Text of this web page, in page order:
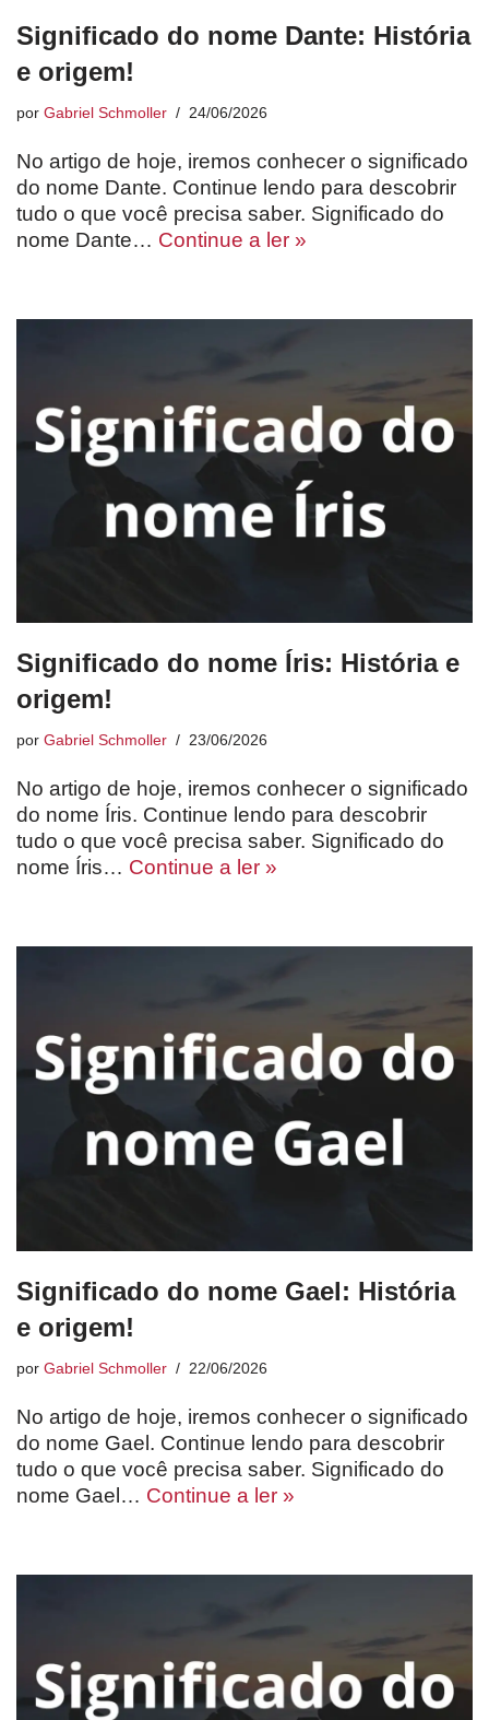
Significado do nome Dante: História
e origem!
por Gabriel Schmoller 24/06/2026
No artigo de hoje, iremos conhecer o significado
do nome Dante. Continue lendo para descobrir
tudo o que você precisa saber. Significado do
nome Dante… Continue a ler »
Significado do nome Íris: História e
origem!
por Gabriel Schmoller 23/06/2026
No artigo de hoje, iremos conhecer o significado
do nome Íris. Continue lendo para descobrir
tudo o que você precisa saber. Significado do
nome Íris… Continue a ler »
Significado do nome Gael: História
e origem!
por Gabriel Schmoller 22/06/2026
No artigo de hoje, iremos conhecer o significado
do nome Gael. Continue lendo para descobrir
tudo o que você precisa saber. Significado do
nome Gael… Continue a ler »